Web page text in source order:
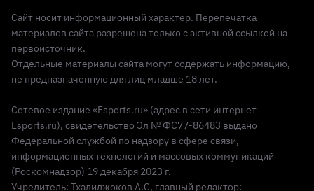
Сайт носит информационный характер. Перепечатка
материалов сайта разрешена только с активной ссылкой на
первоисточник.
Отдельные материалы сайта могут содержать информацию,
не предназначенную для лиц младше 18 лет.
Сетевое издание «Esports.ru» (адрес в сети интернет
Esports.ru), свидетельство Эл № ФС77-86483 выдано
Федеральной службой по надзору в сфере связи,
информационных технологий и массовых коммуникаций
(Роскомнадзор) 19 декабря 2023 г.
Учредитель: Тхалиджоков А.С, главный редактор: